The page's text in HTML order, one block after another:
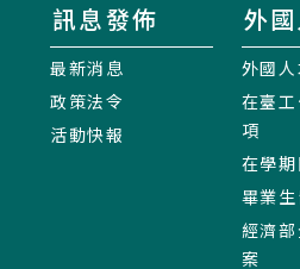
訊息發佈
最新消息
政策法令
活動快報
外
外國
在臺
項
在學
畢業
經濟
案